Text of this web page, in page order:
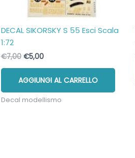
DECAL SIKORSKY S 55 Esci Scala
1:72
€7,00 Il
era:
€7,00.
€5,00Il
è:
€5,00.
AGGIUNGI AL CARRELLO
Decal modellismo